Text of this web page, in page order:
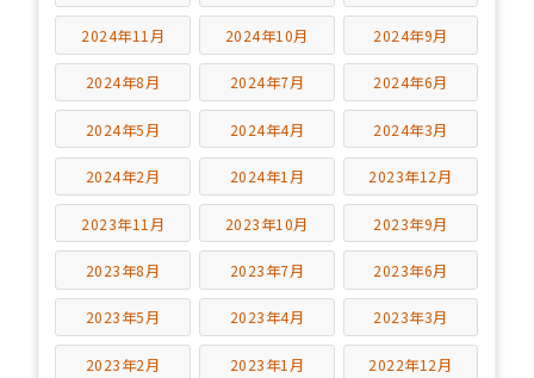
2024年11月 2024年10月 2024年9月
2024年8月 2024年7月 2024年6月
2024年5月 2024年4月 2024年3月
2024年2月 2024年1月 2023年12月
2023年11月 2023年10月 2023年9月
2023年8月 2023年7月 2023年6月
2023年5月 2023年4月 2023年3月
2023年2月 2023年1月 2022年12月